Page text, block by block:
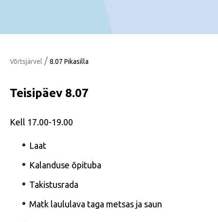
Võrtsjärvel / 8.07 Pikasilla
Teisipäev 8.07
Kell 17.00-19.00
Laat
Kalanduse õpituba
Takistusrada
Matk laululava taga metsas ja saun